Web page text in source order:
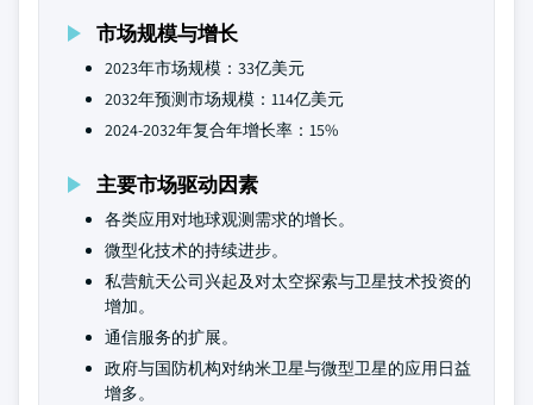
市场规模与增长
2023年市场规模：33亿美元
2032年预测市场规模：114亿美元
2024-2032年复合年增长率：15%
主要市场驱动因素
各类应用对地球观测需求的增长。
微型化技术的持续进步。
私营航天公司兴起及对太空探索与卫星技术投资的
增加。
通信服务的扩展。
政府与国防机构对纳米卫星与微型卫星的应用日益
增多。